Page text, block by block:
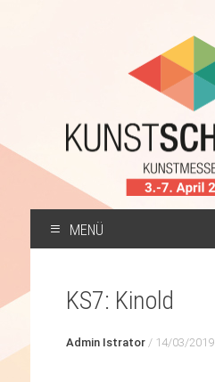
MENÜ
SPRINGEN
KS7: Kinold
Admin Istrator/ 14/03/2019